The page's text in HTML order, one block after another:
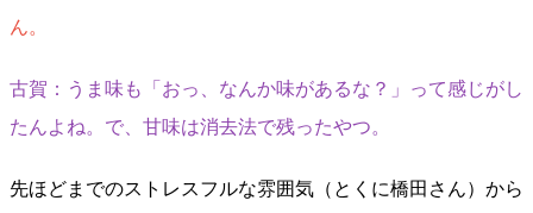
ん。
古賀：うま味も「おっ、なんか味があるな？」って感じがし
たんよね。で、甘味は消去法で残ったやつ。
先ほどまでのストレスフルな雰囲気（とくに橋田さん）から